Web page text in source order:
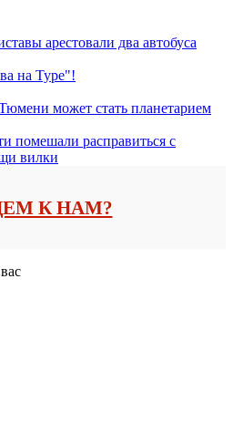
арестовали два автобуса
на Туре"!
может стать планетарием
помешали расправиться с
вилки
К НАМ?